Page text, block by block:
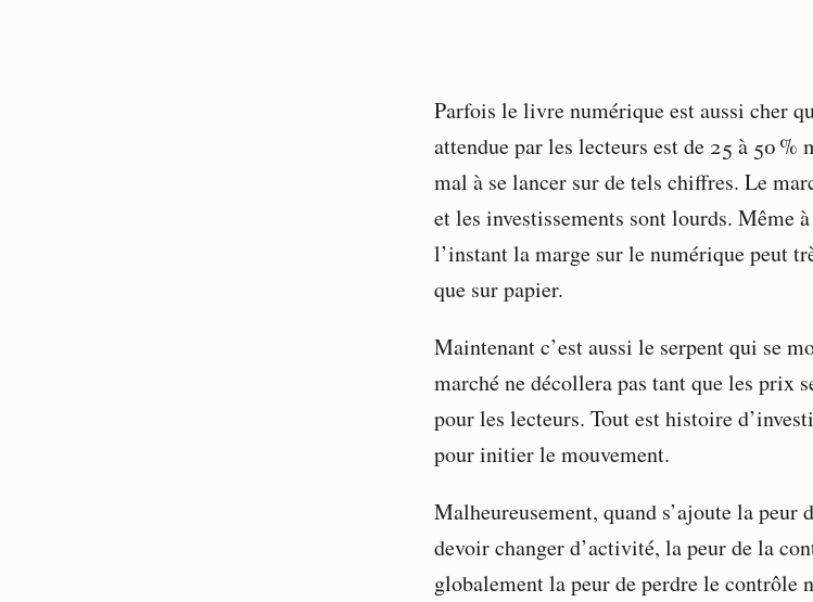
Parfois le livre numérique est aussi cher
attendue par les lecteurs est de 25 à 50 %
mal à se lancer sur de tels chiffres. Le
et les investissements sont lourds. Même
l’instant la marge sur le numérique peut
que sur papier.
Maintenant c’est aussi le serpent qui se
marché ne décollera pas tant que les prix
pour les lecteurs. Tout est histoire
pour initier le mouvement.
Malheureusement, quand s’ajoute la peur
devoir changer d’activité, la peur de la
globalement la peur de perdre le contrôle